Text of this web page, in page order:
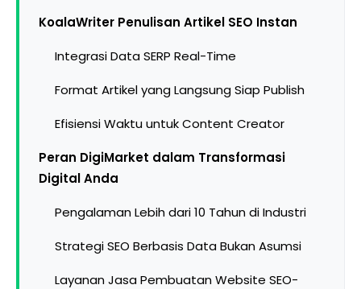
KoalaWriter Penulisan Artikel SEO Instan
Integrasi Data SERP Real-Time
Format Artikel yang Langsung Siap Publish
Efisiensi Waktu untuk Content Creator
Peran DigiMarket dalam Transformasi
Digital Anda
Pengalaman Lebih dari 10 Tahun di Industri
Strategi SEO Berbasis Data Bukan Asumsi
Layanan Jasa Pembuatan Website SEO-